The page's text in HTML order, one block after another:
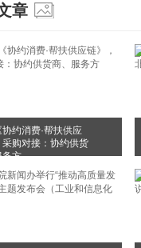
章
约消费·帮扶供应
采购对接：协约供货
务方